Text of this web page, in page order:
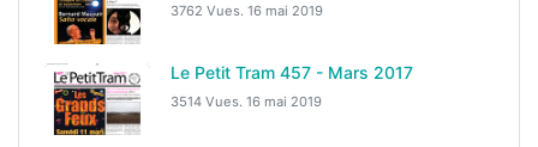
3762 Vues. 16 mai 2019
Le Petit Tram 457 - Mars 2017
3514 Vues. 16 mai 2019